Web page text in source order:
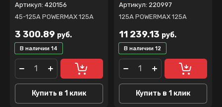
Артикул: 420156
45-125А POWERMAX 125A
В наличии 14
3 300.89 руб.
Купить в 1 клик
Артикул: 220997
125А POWERMAX 125A
В наличии 12
11 239.13 руб.
Купить в 1 клик